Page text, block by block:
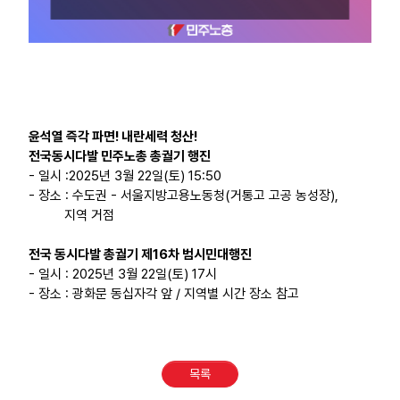
윤석열 즉각 파면! 내란세력 청산!
전국동시다발 민주노총 총궐기 행진
- 일시 :2025년 3월 22일(토) 15:50
- 장소 : 수도권 - 서울지방고용노동청(거통고 고공 농성장),
지역 거점
전국 동시다발 총궐기 제16차 범시민대행진
- 일시 : 2025년 3월 22일(토) 17시
- 장소 : 광화문 동십자각 앞 / 지역별 시간 장소 참고
목록